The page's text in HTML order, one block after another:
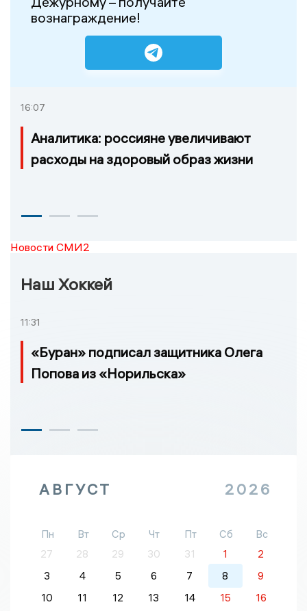
вознаграждение!
16:07
Аналитика: россияне увеличивают
расходы на здоровый образ жизни
Новости СМИ2
Наш Хоккей
11:31
«Буран» подписал защитника Олега
Попова из «Норильска»
АВГУСТ 2026
Пн Вт Ср Чт Пт Сб
Вс
27
28 29 30 31 1
2
3
4 5 6 7 8
9
10
11 12 13 14 15
16